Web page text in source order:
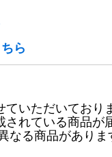
ら
いただいており
れている商品が
なる商品があり